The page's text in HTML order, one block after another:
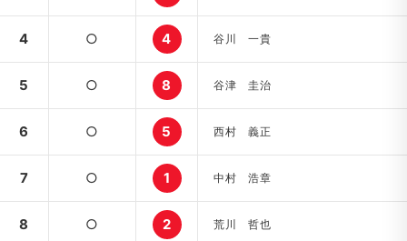
4 ○ 4 谷川 一貴
5 ○ 8 谷津 圭治
6 ○ 5 西村 義正
7 ○ 1 中村 浩章
8 ○ 2 荒川 哲也